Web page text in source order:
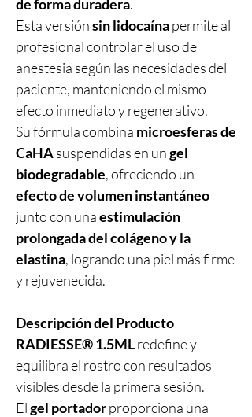
de forma duradera.
Esta versiónsin lidocaínapermite al
profesional controlar el uso de
anestesia según las necesidades del
paciente, manteniendo el mismo
efecto inmediato y regenerativo.
Su fórmula combina microesferas de
CaHAsuspendidas en ungel
biodegradable, ofreciendo un
efecto de volumen instantáneo
junto con unaestimulación
prolongada del colágeno y la
elastina, logrando una piel más firme
y rejuvenecida.
Descripción del Producto
RADIESSE® 1.5MLredefine y
equilibra el rostro con resultados
visibles desde la primera sesión.
Elgel portadorproporciona una